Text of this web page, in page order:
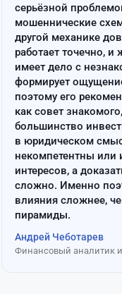
серьёзной
мошеннические
другой механике
работает точечно,
имеет дело с
формирует
поэтому его
как совет
большинство
в юридическом
некомпетентны
интересов, а
сложно. Именно
влияния сложнее,
пирамиды.
Андрей Чеботарев
Финансовый аналитик